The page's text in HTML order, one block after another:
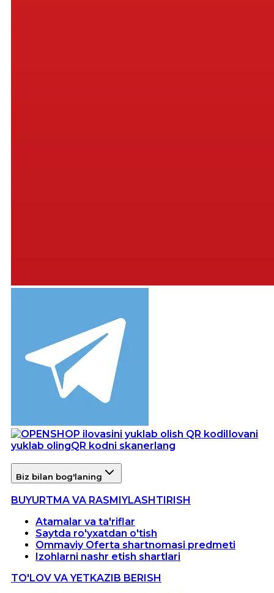
Ilovani
yuklab olingQR kodni skanerlang
Biz bilan bog'laning
BUYURTMA VA RASMIYLASHTIRISH
Atamalar va ta'riflar
Saytda ro'yxatdan o'tish
Ommaviy Oferta shartnomasi predmeti
Izohlarni nashr etish shartlari
TO'LOV VA YETKAZIB BERISH